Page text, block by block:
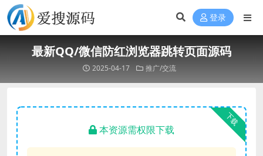
登录
最新QQ/微信防红浏览器跳转页面源码
2025-04-17 推广/交流
下载
本资源需权限下载